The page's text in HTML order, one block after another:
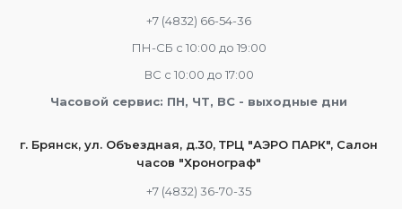
+7 (4832) 66-54-36
ПН-СБ с 10:00 до 19:00
ВС с 10:00 до 17:00
Часовой сервис: ПН, ЧТ, ВС - выходные дни
г. Брянск, ул. Объездная, д.30, ТРЦ "АЭРО ПАРК", Салон
часов "Хронограф"
+7 (4832) 36-70-35